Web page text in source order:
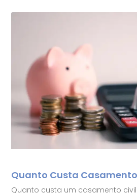
Quanto Custa
Quanto custa um casamento civil